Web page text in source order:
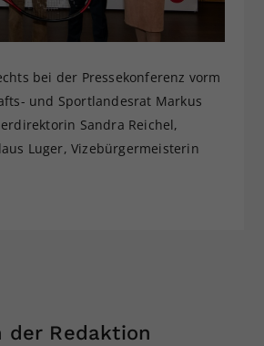
bei der Pressekonferenz vorm
und Sportlandesrat Markus
Sandra Reichel,
Luger, Vizebürgermeisterin
der Redaktion